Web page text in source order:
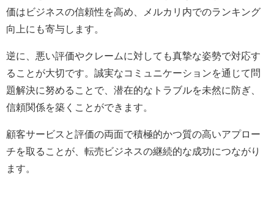
価はビジネスの信頼性を高め、メルカリ内でのランキング
向上にも寄与します。
逆に、悪い評価やクレームに対しても真摯な姿勢で対応す
ることが大切です。誠実なコミュニケーションを通じて問
題解決に努めることで、潜在的なトラブルを未然に防ぎ、
信頼関係を築くことができます。
顧客サービスと評価の両面で積極的かつ質の高いアプロー
チを取ることが、転売ビジネスの継続的な成功につながり
ます。